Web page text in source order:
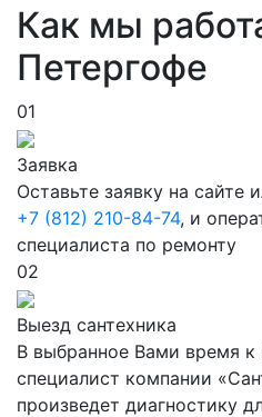
Как мы
Петергофе
01
Заявка
Оставьте заявку на сайте
+7 (812) 210-84-74, и
специалиста по ремонту
02
Выезд сантехника
В выбранное Вами время к
специалист компании
произведет диагностику